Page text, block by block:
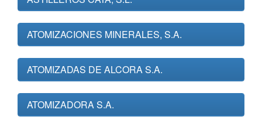
ATOMIZACIONES MINERALES, S.A.
ATOMIZADAS DE ALCORA S.A.
ATOMIZADORA S.A.